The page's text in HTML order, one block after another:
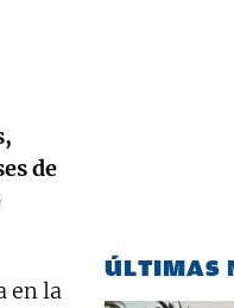
de
en la
ÚLTIMAS